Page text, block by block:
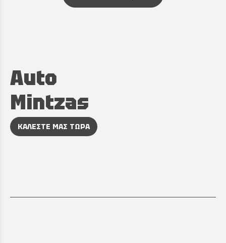
Auto
Mintzas
ΚΑΛΕΣΤΕ ΜΑΣ ΤΩΡΑ